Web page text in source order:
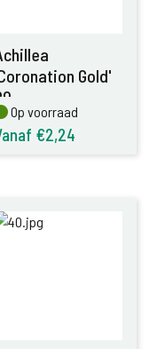
Gold'
Op voorraad
Op voorraad
€2,24